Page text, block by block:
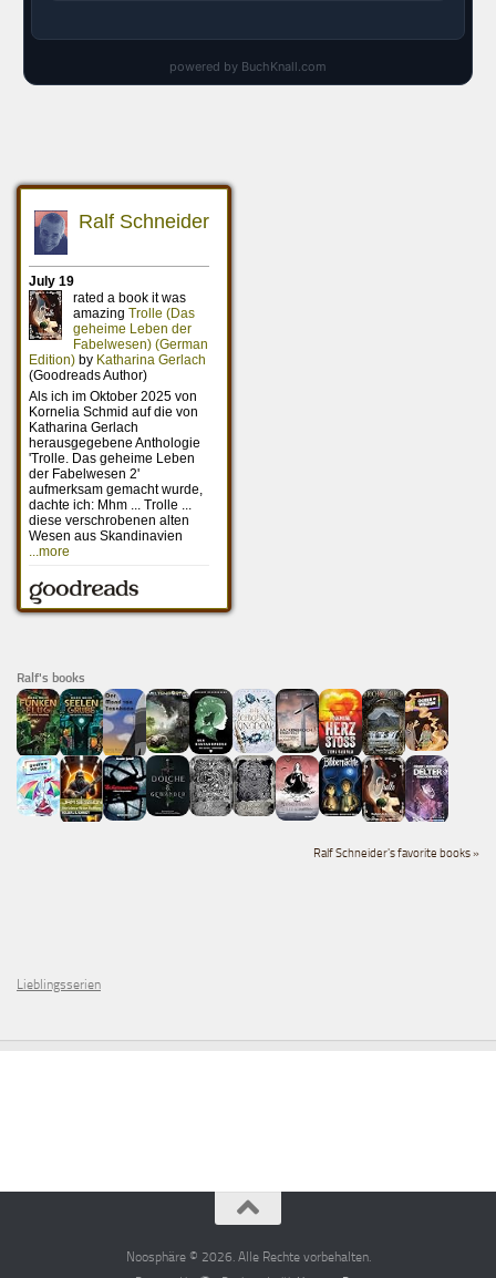
Ralf's books
Ralf Schneider's favorite books »
Lieblingsserien
Noosphäre © 2026. Alle Rechte vorbehalten.